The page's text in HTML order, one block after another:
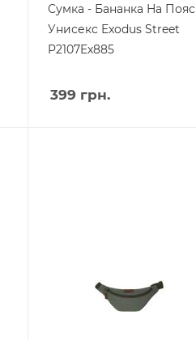
Сумка - Бананка На Пояс
Унисекс Exodus Street
P2107Ex885
399 грн.